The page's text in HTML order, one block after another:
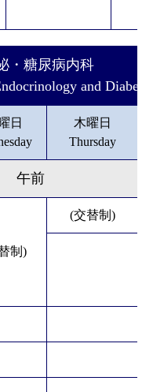
・糖尿病内科
and
日
木曜日
Thursday
午前
制)
(交替制)